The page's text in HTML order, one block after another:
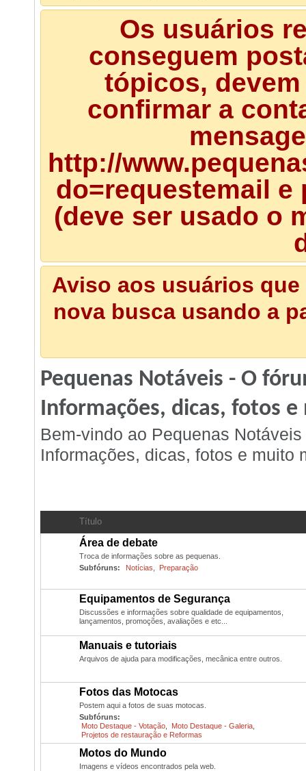
Os usuários
conseguem
tópicos,
confirmar a
http://
do=requestemail
(deve ser usado o
Aviso aos usuários
nova busca usando a
Pequenas Notáveis - O
Informações, dicas, fotos
Bem-vindo ao Pequenas
Informações, dicas, fotos e muito
Título
Área de debate
Troca de informações sobre as pequenas.
Subfóruns:
Notícias Preparação
Equipamentos de Segurança
Discussões e informações sobre qualidade de equipamentos,
lançamentos, promoções, avaliações e etc...
Manuais e tutoriais
Arquivos de ajuda para modificações, mecânica entre outros.
Fotos das Motocas
Postem aqui a fotos de suas motocas.
Subfóruns:
Moto Destaque - Votação
Moto Destaque - Galeria
Projetos de restauração e Reformas
Motos do Mundo
Imagens e vídeos encontrados pela web.